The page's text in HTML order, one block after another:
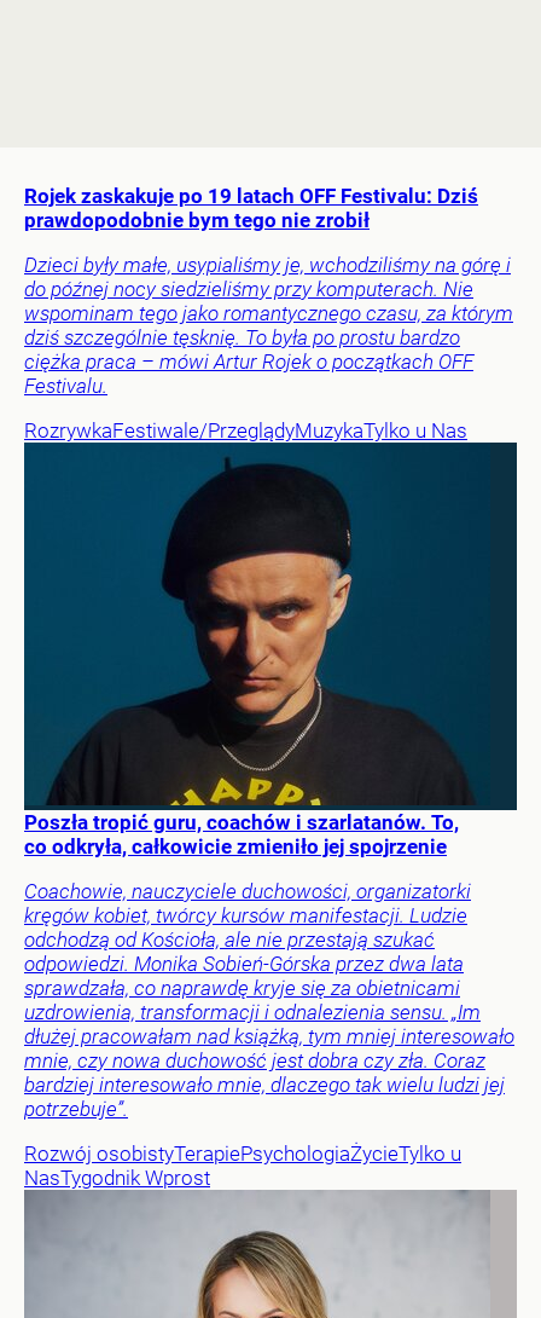
Rojek zaskakuje po 19 latach OFF Festivalu: Dziś
prawdopodobnie bym tego nie zrobił
Dzieci były małe, usypialiśmy je, wchodziliśmy na górę i
do późnej nocy siedzieliśmy przy komputerach. Nie
wspominam tego jako romantycznego czasu, za którym
dziś szczególnie tęsknię. To była po prostu bardzo
ciężka praca – mówi Artur Rojek o początkach OFF
Festivalu.
RozrywkaFestiwale/PrzeglądyMuzykaTylko u Nas
Poszła tropić guru, coachów i szarlatanów. To,
co odkryła, całkowicie zmieniło jej spojrzenie
Coachowie, nauczyciele duchowości, organizatorki
kręgów kobiet, twórcy kursów manifestacji. Ludzie
odchodzą od Kościoła, ale nie przestają szukać
odpowiedzi. Monika Sobień-Górska przez dwa lata
sprawdzała, co naprawdę kryje się za obietnicami
uzdrowienia, transformacji i odnalezienia sensu. „Im
dłużej pracowałam nad książką, tym mniej interesowało
mnie, czy nowa duchowość jest dobra czy zła. Coraz
bardziej interesowało mnie, dlaczego tak wielu ludzi jej
potrzebuje”.
Rozwój osobistyTerapiePsychologiaŻycieTylko u
NasTygodnik Wprost